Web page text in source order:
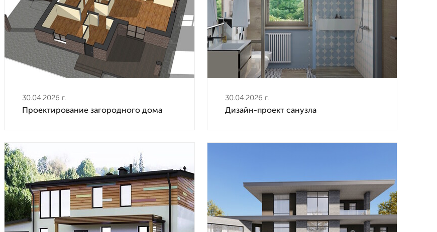
30.04.2026 г.
Проектирование загородного дома
30.04.2026 г.
Дизайн-проект санузла